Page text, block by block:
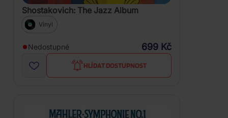
Shostakovich: The Jazz Album
Vinyl
Nedostupné 699 Kč
HLÍDAT DOSTUPNOST